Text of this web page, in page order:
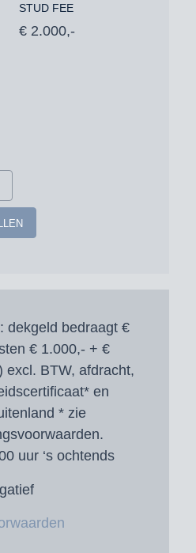
STUD FEE
€ 2.000,-
dekgeld bedraagt €
€ 1.000,- + €
excl. BTW, afdracht,
en
* zie
uur ‘s ochtends